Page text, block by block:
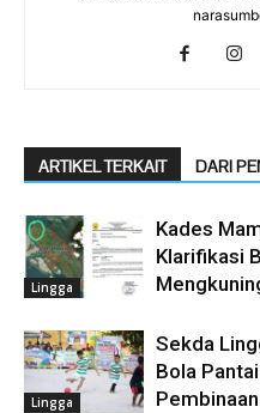
ARTIKEL TERKAIT DARI
Lingga
Kades
Klarifikasi
Lingga
Sekda
Bola